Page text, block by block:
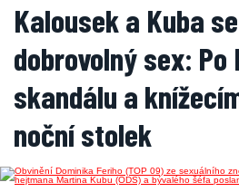
Kalousek a Kuba
dobrovolný sex: Po
skandálu a
noční stolek